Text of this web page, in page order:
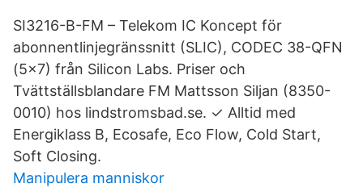
SI3216-B-FM – Telekom IC Koncept för
abonnentlinjegränssnitt (SLIC), CODEC 38-QFN
(5x7) från Silicon Labs. Priser och
Tvättställsblandare FM Mattsson Siljan (8350-
0010) hos lindstromsbad.se. ✓ Alltid med
Energiklass B, Ecosafe, Eco Flow, Cold Start,
Soft Closing.
Manipulera manniskor